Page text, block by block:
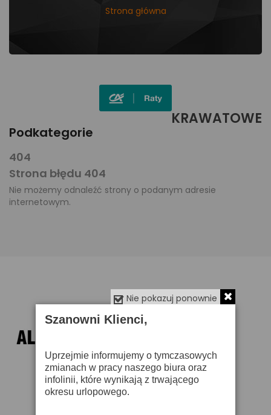
Strona główna
KRAWATOWE
Podkategorie
404
Strona błędu 404
Nie możemy odnaleźć strony o podanym adresie
internetowym.
Nie pokazuj ponownie
Szanowni Klienci,
Uprzejmie informujemy o tymczasowych
zmianach w pracy naszego biura oraz
infolinii, które wynikają z trwającego
okresu urlopowego.